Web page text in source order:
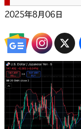
2025年8月06日
X